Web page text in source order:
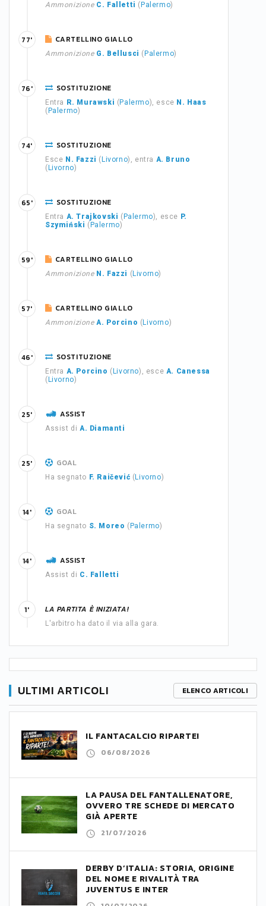
Ammonizione C. Falletti ( Palermo)
CARTELLINO GIALLO
Ammonizione G. Bellusci ( Palermo)
77'
SOSTITUZIONE
Entra R. Murawski ( Palermo), esce N. Haas
( Palermo)
76'
SOSTITUZIONE
Esce N. Fazzi ( Livorno), entra A. Bruno
( Livorno)
74'
SOSTITUZIONE
Entra A. Trajkovski ( Palermo), esce P.
Szymiński ( Palermo)
65'
CARTELLINO GIALLO
Ammonizione N. Fazzi ( Livorno)
59'
CARTELLINO GIALLO
Ammonizione A. Porcino ( Livorno)
57'
SOSTITUZIONE
Entra A. Porcino ( Livorno), esce A. Canessa
( Livorno)
46'
ASSIST
Assist di A. Diamanti
25'
GOAL
Ha segnato F. Raičević ( Livorno)
25'
GOAL
Ha segnato S. Moreo ( Palermo)
14'
ASSIST
Assist di C. Falletti
14'
LA PARTITA È INIZIATA!
L'arbitro ha dato il via alla gara.
1'
ULTIMI ARTICOLI ELENCO ARTICOLI
IL FANTACALCIO RIPARTE!
06/08/2026
LA PAUSA DEL FANTALLENATORE,
OVVERO TRE SCHEDE DI MERCATO
GIÀ APERTE
21/07/2026
DERBY D’ITALIA: STORIA, ORIGINE
DEL NOME E RIVALITÀ TRA
JUVENTUS E INTER